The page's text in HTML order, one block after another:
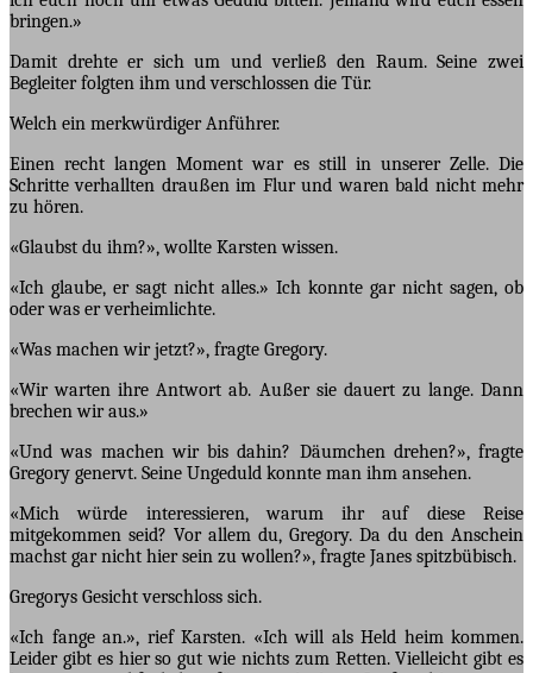
bringen.»
Damit drehte er sich um und verließ den Raum. Seine zwei
Begleiter folgten ihm und verschlossen die Tür.
Welch ein merkwürdiger Anführer.
Einen recht langen Moment war es still in unserer Zelle. Die
Schritte verhallten draußen im Flur und waren bald nicht mehr
zu hören.
«Glaubst du ihm?», wollte Karsten wissen.
«Ich glaube, er sagt nicht alles.» Ich konnte gar nicht sagen, ob
oder was er verheimlichte.
«Was machen wir jetzt?», fragte Gregory.
«Wir warten ihre Antwort ab. Außer sie dauert zu lange. Dann
brechen wir aus.»
«Und was machen wir bis dahin? Däumchen drehen?», fragte
Gregory genervt. Seine Ungeduld konnte man ihm ansehen.
«Mich würde interessieren, warum ihr auf diese Reise
mitgekommen seid? Vor allem du, Gregory. Da du den Anschein
machst gar nicht hier sein zu wollen?», fragte Janes spitzbübisch.
Gregorys Gesicht verschloss sich.
«Ich fange an.», rief Karsten. «Ich will als Held heim kommen.
Leider gibt es hier so gut wie nichts zum Retten. Vielleicht gibt es